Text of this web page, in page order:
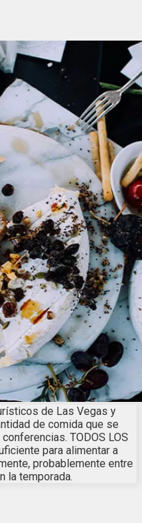
de Las Vegas y
de comida que se
TODOS LOS
para alimentar a
probablemente entre
la temporada.